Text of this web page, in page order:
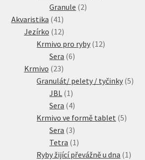
Granule 22
Akvaristika 41 41
produktů
Jezírko 1212
produktů
Krmivo pro ryby 1212
Sera 66
Krmivo 2323
produktů
Granulát/ pelety / tyčinky 55
JBL 1 1
produkt
Sera 44
produkty
Krmivo ve formě tablet 55
Sera 33
produkty
Tetra 1 1
produkt
Ryby žijící převážně u dna 1 1